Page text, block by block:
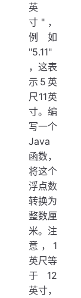
英
寸"，
例如
"5.11"
，这表
示5英
尺11英
寸。编
写一个
Java
函数，
将这个
浮点数
转换为
整数厘
米。注
意，1
英尺等
于12
英寸，